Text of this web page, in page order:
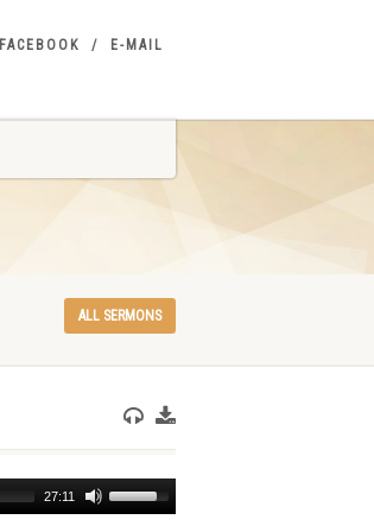
FACEBOOK E-MAIL
ALL SERMONS
27:11
Use
Up/Down